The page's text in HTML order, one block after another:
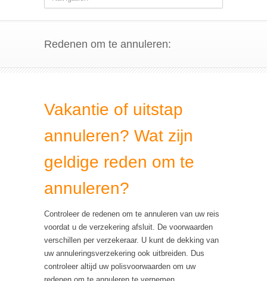
Redenen om te annuleren:
Vakantie of uitstap
annuleren? Wat zijn
geldige reden om te
annuleren?
Controleer de redenen om te annuleren van uw reis
voordat u de verzekering afsluit. De voorwaarden
verschillen per verzekeraar. U kunt de dekking van
uw annuleringsverzekering ook uitbreiden. Dus
controleer altijd uw polisvoorwaarden om uw